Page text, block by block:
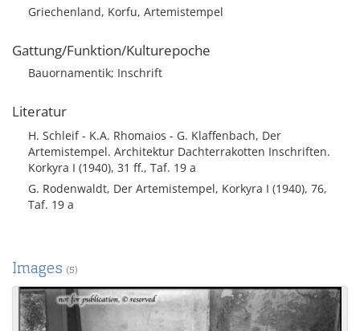
Griechenland, Korfu, Artemistempel
Gattung/Funktion/Kulturepoche
Bauornamentik; Inschrift
Literatur
H. Schleif - K.A. Rhomaios - G. Klaffenbach, Der
Artemistempel. Architektur Dachterrakotten Inschriften.
Korkyra I (1940), 31 ff., Taf. 19 a
G. Rodenwaldt, Der Artemistempel, Korkyra I (1940), 76,
Taf. 19 a
Images (5)